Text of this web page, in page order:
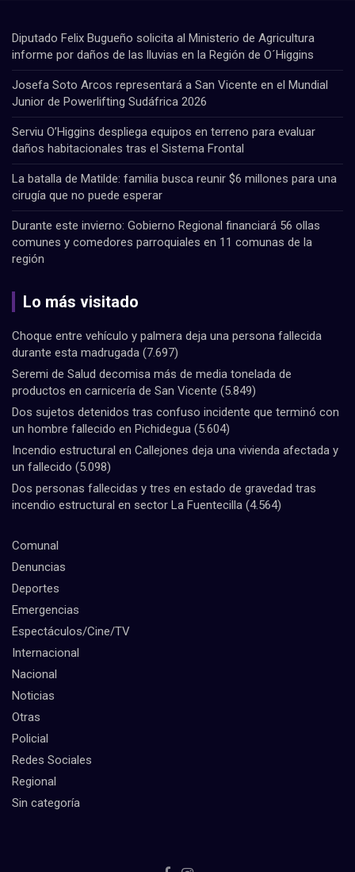
Diputado Felix Bugueño solicita al Ministerio de Agricultura
informe por daños de las lluvias en la Región de O´Higgins
Josefa Soto Arcos representará a San Vicente en el Mundial
Junior de Powerlifting Sudáfrica 2026
Serviu O’Higgins despliega equipos en terreno para evaluar
daños habitacionales tras el Sistema Frontal
La batalla de Matilde: familia busca reunir $6 millones para una
cirugía que no puede esperar
Durante este invierno: Gobierno Regional financiará 56 ollas
comunes y comedores parroquiales en 11 comunas de la
región
Lo más visitado
Choque entre vehículo y palmera deja una persona fallecida
durante esta madrugada (7.697)
Seremi de Salud decomisa más de media tonelada de
productos en carnicería de San Vicente (5.849)
Dos sujetos detenidos tras confuso incidente que terminó con
un hombre fallecido en Pichidegua (5.604)
Incendio estructural en Callejones deja una vivienda afectada y
un fallecido (5.098)
Dos personas fallecidas y tres en estado de gravedad tras
incendio estructural en sector La Fuentecilla (4.564)
Comunal
Denuncias
Deportes
Emergencias
Espectáculos/Cine/TV
Internacional
Nacional
Noticias
Otras
Policial
Redes Sociales
Regional
Sin categoría